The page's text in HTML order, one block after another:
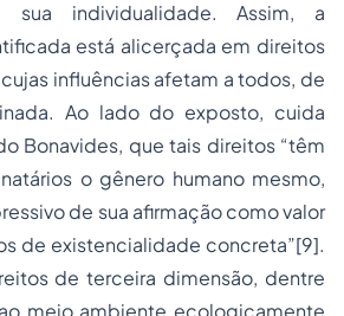
sua individualidade. Assim, a
está alicerçada em direitos
influências afetam a todos, de
Ao lado do exposto, cuida
Bonavides, que tais direitos “têm
o gênero humano mesmo,
de sua afirmação como valor
de existencialidade concreta”[9].
de terceira dimensão, dentre
meio ambiente ecologicamente